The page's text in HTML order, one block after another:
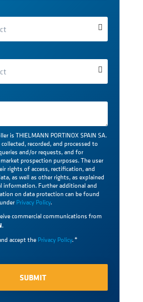
is THIELMANN PORTINOX SPAIN SA.
recorded, and processed to
and/or requests, and for
prospection purposes. The user
rights of access, rectification, and
as well as other rights, as explained
information. Further additional and
on data protection can be found
Privacy Policy.
commercial communications from
.
accept the Privacy Policy.*